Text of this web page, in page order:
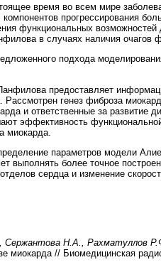
время во всем мире
прогрессирования
функциональных возможностей
в случаях наличия очагов
подхода
предоставляет
Рассмотрен генез фиброза
и ответственные за развитие
эффективность
миокарда.
параметров модели
выполнять более точное
сердца и изменение
Н.А., Рахматуллов
миокарда // Биомедицинская